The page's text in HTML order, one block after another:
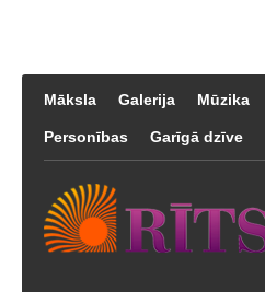
Māksla Galerija Mūzika
Personības Garīgā dzīve